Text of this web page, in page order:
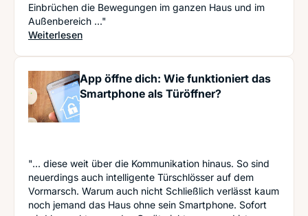
Einbrüchen die Bewegungen im ganzen Haus und im
Außenbereich ..."
Weiterlesen: Einbruchschutz – so sichern Sie Ihr Eigentum
App öffne dich: Wie funktioniert das
Smartphone als Türöffner?
"... diese weit über die Kommunikation hinaus. So sind
neuerdings auch intelligente Türschlösser auf dem
Vormarsch. Warum auch nicht Schließlich verlässt kaum
noch jemand das Haus ohne sein Smartphone. Sofort